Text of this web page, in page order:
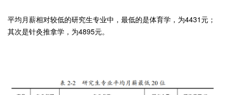
平均月薪相对较低的研究生专业中，最低的是体育学，为4431元；
其次是针灸推拿学，为4895元。